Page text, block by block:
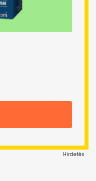
Hirdetés